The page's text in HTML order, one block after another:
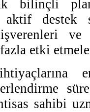
bilinçli
destek
ve
etki
sahibi